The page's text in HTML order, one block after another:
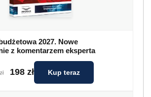
2027. Nowe
z komentarzem eksperta
198 zł Kup teraz